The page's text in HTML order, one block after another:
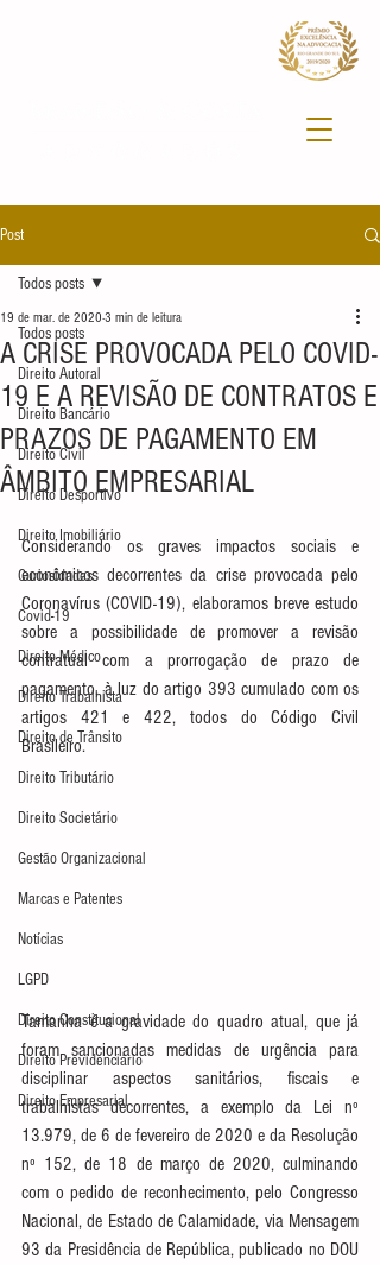
Post
Todos posts
Direito Autoral
Direito Bancário
Direito Civil
Direito Desportivo
Direito Imobiliário
Curiosidades
Covid-19
Direito Médico
Direito Trabalhista
Direito de Trânsito
Direito Tributário
Direito Societário
Gestão Organizacional
Marcas e Patentes
Notícias
LGPD
Direito Constitucional
Direito Previdenciário
Direito Empresarial
Todos posts
A CRISE PROVOCADA PELO COVID-
19 E A REVISÃO DE CONTRATOS E
PRAZOS DE PAGAMENTO EM
ÂMBITO EMPRESARIAL
19 de mar. de 2020 3 min de leitura
Considerando os graves impactos sociais e
econômicos decorrentes da crise provocada pelo
Coronavírus (COVID-19), elaboramos breve estudo
sobre a possibilidade de promover a revisão
contratual com a prorrogação de prazo de
pagamento, à luz do artigo 393 cumulado com os
artigos 421 e 422, todos do Código Civil
Brasileiro.
Tamanha é a gravidade do quadro atual, que já
foram sancionadas medidas de urgência para
disciplinar aspectos sanitários, fiscais e
trabalhistas decorrentes, a exemplo da Lei nº
13.979, de 6 de fevereiro de 2020 e da Resolução
nº 152, de 18 de março de 2020, culminando
com o pedido de reconhecimento, pelo Congresso
Nacional, de Estado de Calamidade, via Mensagem
93 da Presidência de República, publicado no DOU